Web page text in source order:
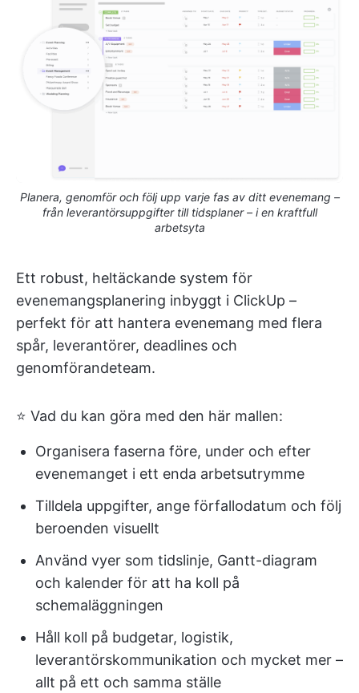
Planera, genomför och följ upp varje fas av ditt evenemang –
från leverantörsuppgifter till tidsplaner – i en kraftfull
arbetsyta
Ett robust, heltäckande system för
evenemangsplanering inbyggt i ClickUp –
perfekt för att hantera evenemang med flera
spår, leverantörer, deadlines och
genomförandeteam.
⭐ Vad du kan göra med den här mallen:
Organisera faserna före, under och efter
evenemanget i ett enda arbetsutrymme
Tilldela uppgifter, ange förfallodatum och följ
beroenden visuellt
Använd vyer som tidslinje, Gantt-diagram
och kalender för att ha koll på
schemaläggningen
Håll koll på budgetar, logistik,
leverantörskommunikation och mycket mer –
allt på ett och samma ställe